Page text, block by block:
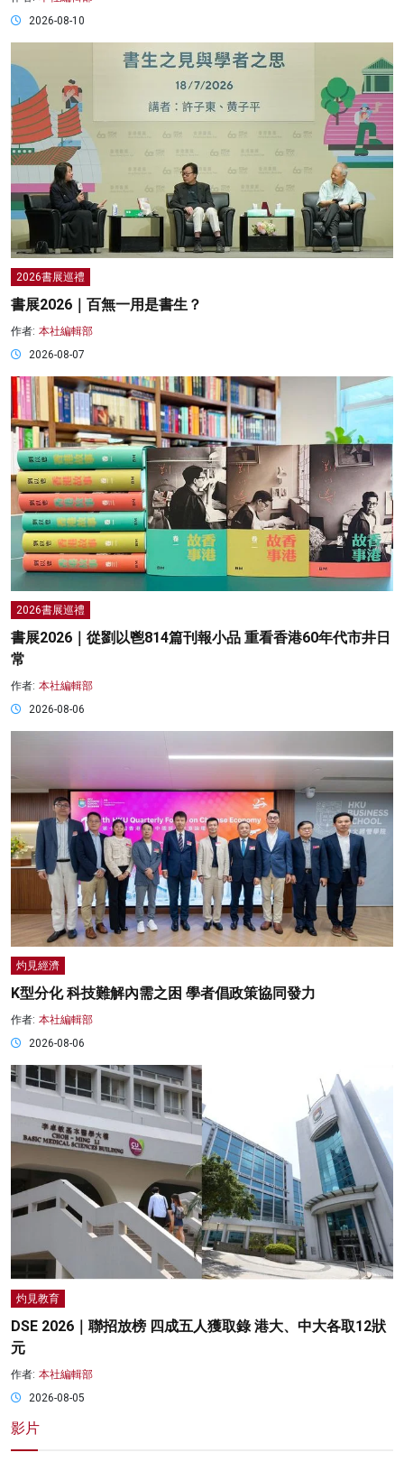
2026-08-10
2026書展巡禮
書展2026｜百無一用是書生？
作者: 本社編輯部
2026-08-07
2026書展巡禮
書展2026｜從劉以鬯814篇刊報小品 重看香港60年代市井日
常
作者: 本社編輯部
2026-08-06
灼見經濟
K型分化 科技難解內需之困 學者倡政策協同發力
作者: 本社編輯部
2026-08-06
灼見教育
DSE 2026｜聯招放榜 四成五人獲取錄 港大、中大各取12狀
元
作者: 本社編輯部
2026-08-05
影片